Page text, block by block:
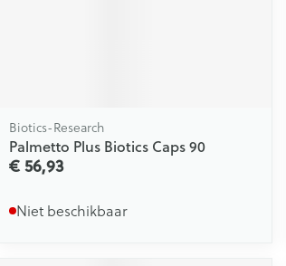
Biotics-Research
Palmetto Plus Biotics Caps 90
€ 56,93
Niet beschikbaar